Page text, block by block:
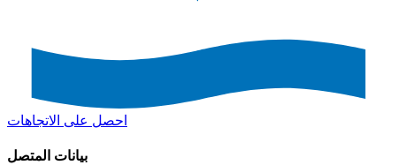
احصل على الاتجاهات
بيانات المتصل